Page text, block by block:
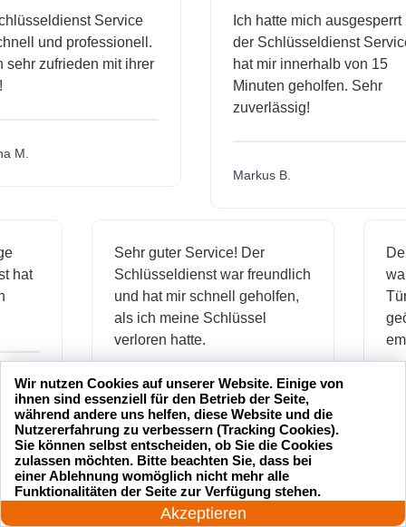
Service
und professionell.
zufrieden mit ihrer
Ich hatte mich ausgesperrt und
der Schlüsseldienst Service
hat mir innerhalb von 15
Minuten geholfen. Sehr
zuverlässig!
Markus B.
hat
Sehr guter Service! Der
Schlüsseldienst war freundlich
und hat mir schnell geholfen,
als ich meine Schlüssel
verloren hatte.
Jonas M.
Service
Ich hatte meinen Schlüssel
verloren und der
24 Stunden am Tag
Akzeptieren
Wir nutzen Cookies auf unserer Website. Einige von
ihnen sind essenziell für den Betrieb der Seite,
während andere uns helfen, diese Website und die
Nutzererfahrung zu verbessern (Tracking Cookies).
Sie können selbst entscheiden, ob Sie die Cookies
zulassen möchten. Bitte beachten Sie, dass bei
einer Ablehnung womöglich nicht mehr alle
Funktionalitäten der Seite zur Verfügung stehen.